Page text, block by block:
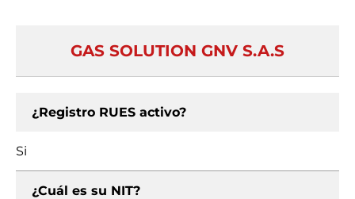
GAS SOLUTION GNV S.A.S
¿Registro RUES activo?
Si
¿Cuál es su NIT?